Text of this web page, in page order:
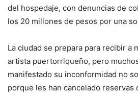
del hospedaje, con denuncias de
los 20 millones de pesos por una
La ciudad se prepara para recibir a
artista puertorriqueño, pero
manifestado su inconformidad no
porque les han cancelado reservas